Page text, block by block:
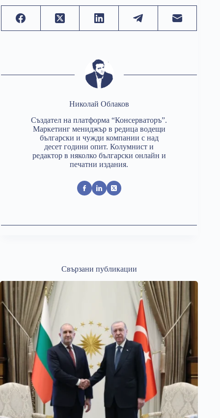
Николай Облаков
Създател на платформа “Консерваторъ”.
Маркетинг мениджър в редица водещи
български и чужди компании с над
десет години опит. Колумнист и
редактор в няколко български онлайн и
печатни издания.
Свързани публикации